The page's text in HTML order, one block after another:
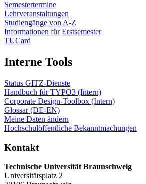
Semestertermine
Lehrveranstaltungen
Studiengänge von A-Z
Informationen für Erstsemester
TUCard
Interne Tools
Status GITZ-Dienste
Handbuch für TYPO3 (Intern)
Corporate Design-Toolbox (Intern)
Glossar (DE-EN)
Meine Daten ändern
Hochschulöffentliche Bekanntmachungen
Kontakt
Technische Universität Braunschweig
Universitätsplatz 2